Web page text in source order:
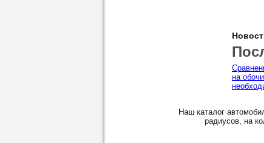
на
Наш каталог
радиусов, на